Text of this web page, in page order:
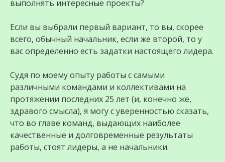
выполнять интересные проекты?
Если вы выбрали первый вариант, то вы, скорее
всего, обычный начальник, если же второй, то у
вас определенно есть задатки настоящего лидера.
Судя по моему опыту работы с самыми
различными командами и коллективами на
протяжении последних 25 лет (и, конечно же,
здравого смысла), я могу с уверенностью сказать,
что во главе команд, выдающих наиболее
качественные и долговременные результаты
работы, стоят лидеры, а не начальники.